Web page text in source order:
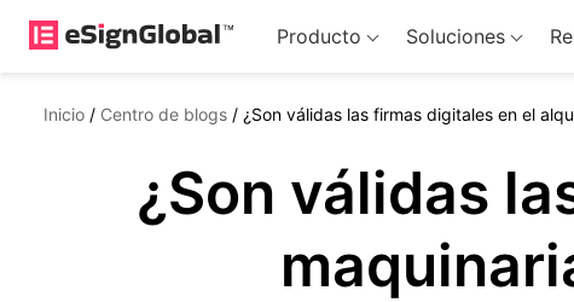
Producto Soluciones
Inicio / Centro de blogs / ¿Son válidas las firmas digitales en el
¿Son válidas